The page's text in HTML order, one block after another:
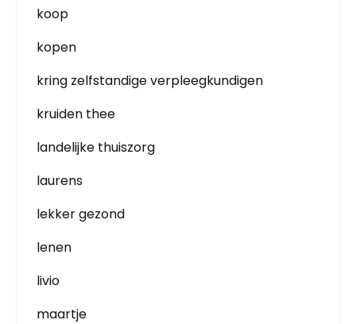
koop
kopen
kring zelfstandige verpleegkundigen
kruiden thee
landelijke thuiszorg
laurens
lekker gezond
lenen
livio
maartje